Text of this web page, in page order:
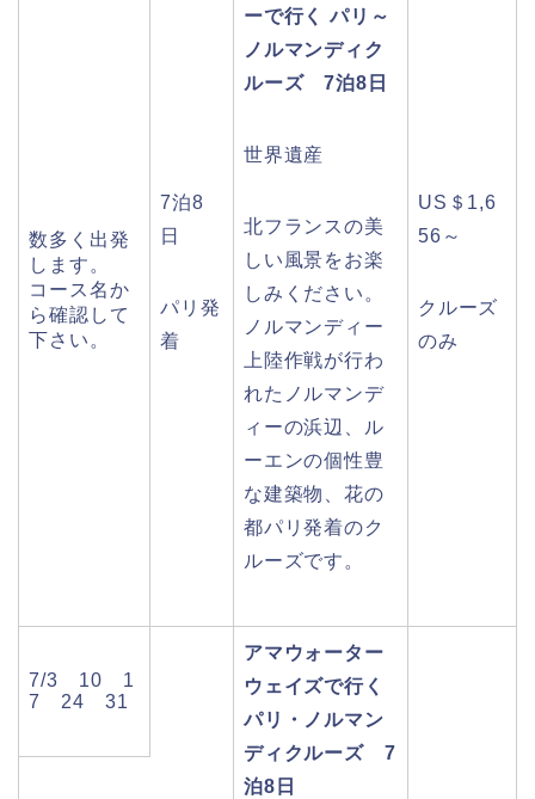
数多く出発
します。
コース名か
ら確認して
下さい。
7泊8
日
パリ発
着
ーで行く パリ～
ノルマンディク
ルーズ 7泊8日
世界遺産
北フランスの美
しい風景をお楽
しみください。
ノルマンディー
上陸作戦が行わ
れたノルマンデ
ィーの浜辺、ル
ーエンの個性豊
な建築物、花の
都パリ発着のク
ルーズです。
US＄1,6
56～
クルーズ
のみ
7/3 10 1
7 24 31
アマウォーター
ウェイズで行く
パリ・ノルマン
ディクルーズ 7
泊8日